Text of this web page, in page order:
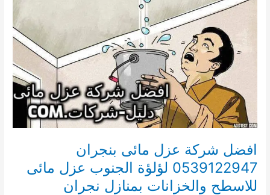
افضل شركة عزل مائى بنجران
0539122947 لؤلؤة الجنوب عزل مائى
للاسطح والخزانات بمنازل نجران